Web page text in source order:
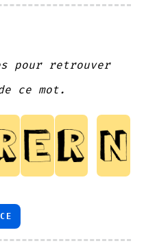
pour retrouver
ce mot.